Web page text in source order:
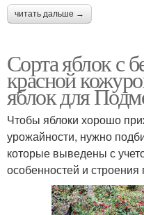
Ранетки с красной
Яблоко с розовой
мякотью
Полосатые яблоки
читать дальше →
Сорта яблок с
красной
яблок для
Чтобы яблоки хорошо
урожайности, нужно
которые выведены с
особенностей и строения